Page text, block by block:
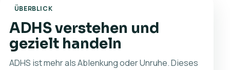
ÜBERBLICK
ADHS verstehen und
gezielt handeln
ADHS ist mehr als Ablenkung oder Unruhe. Dieses